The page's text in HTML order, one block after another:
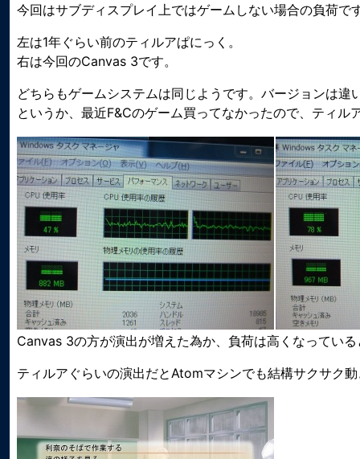
今回はサブディスプレイ上ではゲームしない場合の負荷で
左は1年ぐらい前のティルアぱにっく。
右は今回のCanvas 3です。
どちらもゲームシステムは同じようです。バージョンは違
というか、最近F&Cのゲーム買ってなかったので、ティ
Canvas 3の方が演出が増えた為か、負荷は高くなってい
ティルアぐらいの演出だとAtomマシンでも結構サクサク